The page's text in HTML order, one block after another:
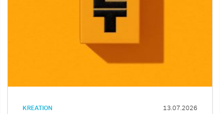
KREATION 13.07.2026